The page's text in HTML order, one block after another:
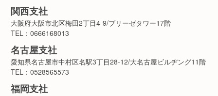
関西支社
大阪府大阪市北区梅田2丁目4-9/ブリーゼタワー17階
TEL：0666168013
名古屋支社
愛知県名古屋市中村区名駅3丁目28-12/大名古屋ビルヂング11階
TEL：0528565573
福岡支社